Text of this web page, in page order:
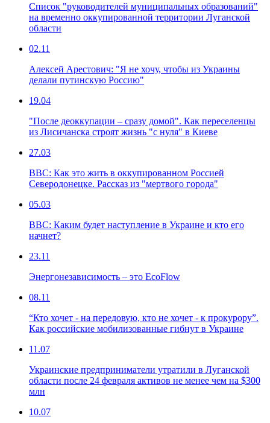
Список "руководителей муниципальных образований"
на временно оккупированной территории Луганской
области
02.11
Алексей Арестович: "Я не хочу, чтобы из Украины
делали путинскую Россию"
19.04
"После деоккупации – сразу домой". Как переселенцы
из Лисичанска строят жизнь "с нуля" в Киеве
27.03
ВВС: Как это жить в оккупированном Россией
Северодонецке. Рассказ из "мертвого города"
05.03
ВВС: Каким будет наступление в Украине и кто его
начнет?
23.11
Энергонезависимость – это EcoFlow
08.11
“Кто хочет - на передовую, кто не хочет - к прокурору”.
Как российские мобилизованные гибнут в Украине
11.07
Украинские предприниматели утратили в Луганской
области после 24 февраля активов не менее чем на $300
млн
10.07